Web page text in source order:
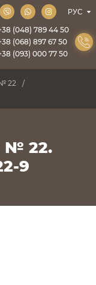
(048) 789 44 50
(068) 897 67 50
(093) 000 77 50
22
№ 22.
9